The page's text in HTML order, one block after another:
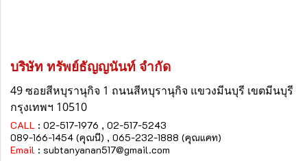
บริษัท ทรัพย์ธัญญนันท์ จำกัด
49 ซอยสีหบุรานุกิจ 1 ถนนสีหบุรานุกิจ แขวงมีนบุรี เขตมีนบุรี
กรุงเทพฯ 10510
CALL : 02-517-1976 , 02-517-5243
089-166-1454 (คุณนี) , 065-232-1888 (คุณแคท)
Email : subtanyanan517@gmail.com